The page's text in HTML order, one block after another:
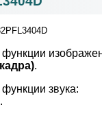
.
звука:
.